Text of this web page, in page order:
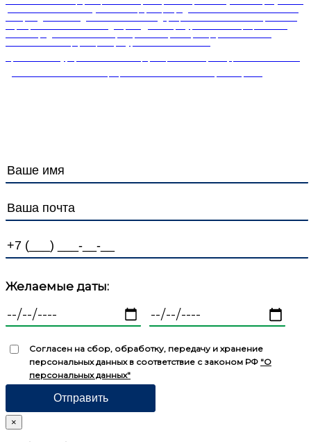
Желаемые даты:
Согласен на сбор, обработку, передачу и хранение
персональных данных в соответствие с законом РФ "О
персональных данных"
×